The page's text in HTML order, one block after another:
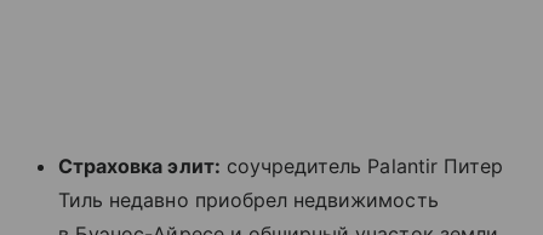
Страховка элит: соучредитель Palantir Питер
Тиль недавно приобрел недвижимость